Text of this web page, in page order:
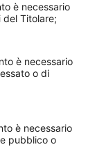
è necessario
Titolare;
è necessario
o di
è necessario
pubblico o